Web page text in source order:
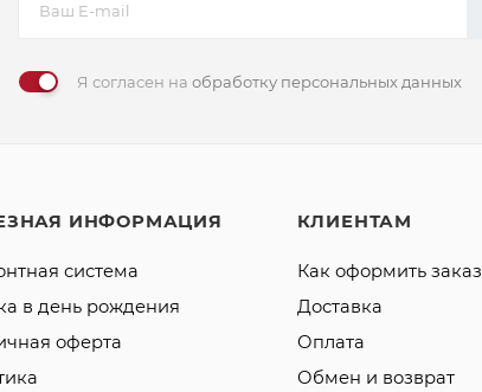
Я согласен на обработку персональных данных
ИНФОРМАЦИЯ
система
в день рождения
оферта
КЛИЕНТАМ
Как оформить заказ
Доставка
Оплата
Обмен и возврат